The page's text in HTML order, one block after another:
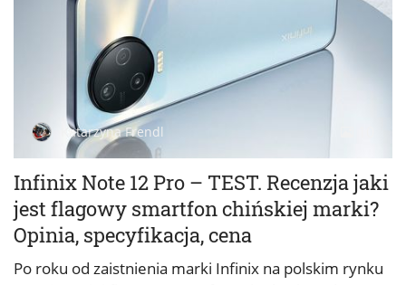
Infinix Note 12 Pro – TEST. Recenzja jaki
jest flagowy smartfon chińskiej marki?
Opinia, specyfikacja, cena
Katarzyna Frendl
Po roku od zaistnienia marki Infinix na polskim rynku